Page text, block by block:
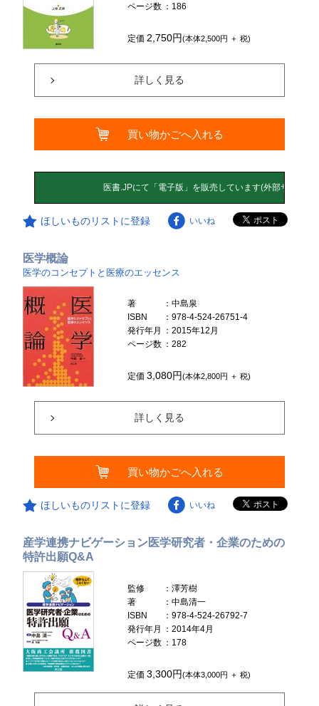
ページ数 ：186
定価 2,750円(本体2,500円 ＋ 税)
詳しく見る
買い物かごへ入れる
ほしいものリストに登録 いいね
医学概論
医学のコンセプトと医療のエッセンス
著
：中島泉
ISBN
：978-4-524-26751-4
発行年月
：2015年12月
ページ数 ：282
定価3,080円(本体2,800円 ＋ 税)
詳しく見る
買い物かごへ入れる
ほしいものリストに登録 いいね
産学連携ナビゲーション医学研究者・企業のための
特許出願Q&A
監修
：澤芳樹
著
：中島清一
ISBN
：978-4-524-26792-7
発行年月
：2014年4月
ページ数 ：178
定価3,300円(本体3,000円 ＋ 税)